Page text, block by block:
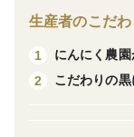
自社で丁寧に栽
生産者のこだわ
1
にんにく農
2
こだわりの黒